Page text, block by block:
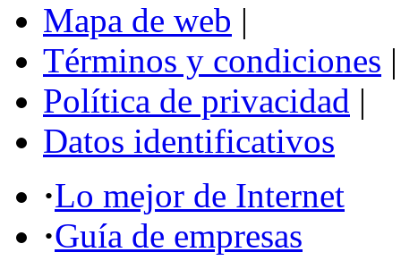
Mapa de web |
Términos y condiciones |
Política de privacidad |
Datos identificativos
·Lo mejor de Internet
·Guía de empresas